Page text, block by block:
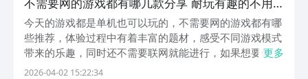
网络手游安卓下载2026
今天的游戏都是单机也可以玩的，不需要网的游戏都有哪
些推荐，体验过程中有着丰富的题材，感受不同游戏模式
带来的乐趣，同时还不需要联网就能进行，如果想要体验
这些游戏，大家可以前往九游APP，因为九游是手游福利
更多
2026-04-02 15:22:34